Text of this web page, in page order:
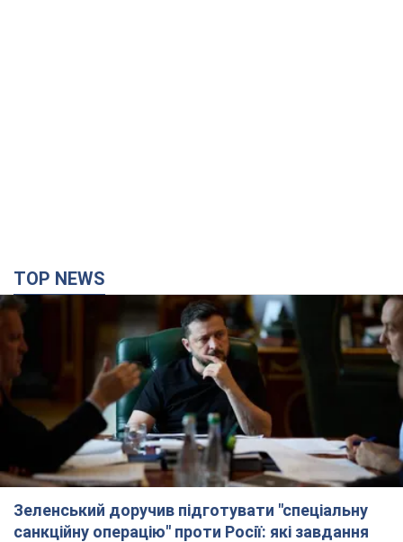
TOP NEWS
Зеленський доручив підготувати "спеціальну
санкційну операцію" проти Росії: які завдання